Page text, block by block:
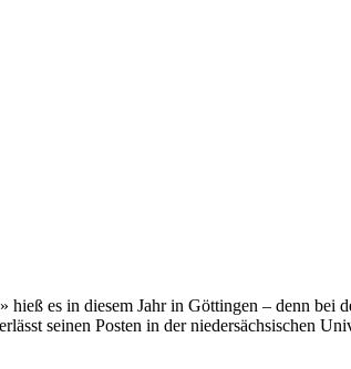
es in diesem Jahr in Göttingen – denn
seinen Posten in der niedersächsischen